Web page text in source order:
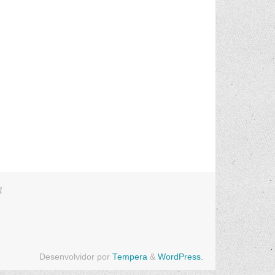
Desenvolvidor por Tempera & WordPress.